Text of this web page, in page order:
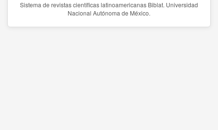
Sistema de revistas científicas latinoamericanas Biblat. Universidad
Nacional Autónoma de México.